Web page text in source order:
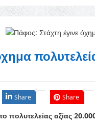
Share Share
πολυτελείας αξίας